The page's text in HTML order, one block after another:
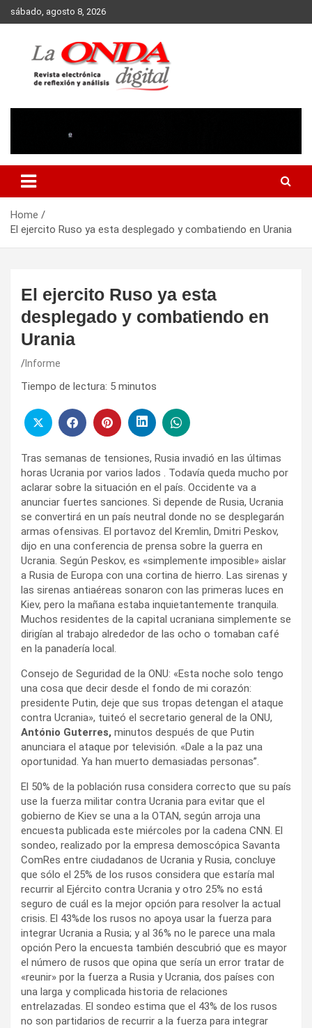
Skip
to
sábado, agosto 8, 2026
Home
El ejercito Ruso ya esta desplegado y combatiendo en Urania
El ejercito Ruso ya esta
desplegado y combatiendo en
Urania
Informe
Tiempo de lectura: 5 minutos
Tras semanas de tensiones, Rusia invadió en las últimas
horas Ucrania por varios lados . Todavía queda mucho por
aclarar sobre la situación en el país. Occidente va a
anunciar fuertes sanciones. Si depende de Rusia, Ucrania
se convertirá en un país neutral donde no se desplegarán
armas ofensivas. El portavoz del Kremlin, Dmitri Peskov,
dijo en una conferencia de prensa sobre la guerra en
Ucrania. Según Peskov, es «simplemente imposible» aislar
a Rusia de Europa con una cortina de hierro. Las sirenas y
las sirenas antiaéreas sonaron con las primeras luces en
Kiev, pero la mañana estaba inquietantemente tranquila.
Muchos residentes de la capital ucraniana simplemente se
dirigían al trabajo alrededor de las ocho o tomaban café
en la panadería local.
Consejo de Seguridad de la ONU: «Esta noche solo tengo
una cosa que decir desde el fondo de mi corazón:
presidente Putin, deje que sus tropas detengan el ataque
contra Ucrania», tuiteó el secretario general de la ONU,
António Guterres, minutos después de que Putin
anunciara el ataque por televisión. «Dale a la paz una
oportunidad. Ya han muerto demasiadas personas”.
El 50% de la población rusa considera correcto que su país
use la fuerza militar contra Ucrania para evitar que el
gobierno de Kiev se una a la OTAN, según arroja una
encuesta publicada este miércoles por la cadena CNN. El
sondeo, realizado por la empresa demoscópica Savanta
ComRes entre ciudadanos de Ucrania y Rusia, concluye
que sólo el 25% de los rusos considera que estaría mal
recurrir al Ejército contra Ucrania y otro 25% no está
seguro de cuál es la mejor opción para resolver la actual
crisis. El 43%de los rusos no apoya usar la fuerza para
integrar Ucrania a Rusia; y al 36% no le parece una mala
opción Pero la encuesta también descubrió que es mayor
el número de rusos que opina que sería un error tratar de
«reunir» por la fuerza a Rusia y Ucrania, dos países con
una larga y complicada historia de relaciones
entrelazadas. El sondeo estima que el 43% de los rusos
no son partidarios de recurrir a la fuerza para integrar